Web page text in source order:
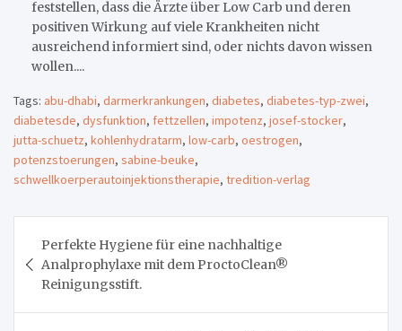
feststellen, dass die Ärzte über Low Carb und deren
positiven Wirkung auf viele Krankheiten nicht
ausreichend informiert sind, oder nichts davon wissen
wollen....
Tags: abu-dhabi, darmerkrankungen, diabetes, diabetes-typ-zwei,
diabetesde, dysfunktion, fettzellen, impotenz, josef-stocker,
jutta-schuetz, kohlenhydratarm, low-carb, oestrogen,
potenzstoerungen, sabine-beuke,
schwellkoerperautoinjektionstherapie, tredition-verlag
Perfekte Hygiene für eine nachhaltige
Analprophylaxe mit dem ProctoClean®
Reinigungsstift.